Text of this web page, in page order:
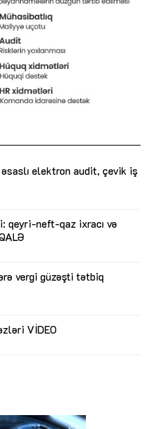
elektron audit, çevik iş
qeyri-neft-qaz ixracı və
vergi güzəşti tətbiq
VİDEO